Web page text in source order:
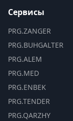
Сервисы
PRG.ZANGER
PRG.BUHGALTER
PRG.ALEM
PRG.MED
PRG.ENBEK
PRG.TENDER
PRG.QARZHY